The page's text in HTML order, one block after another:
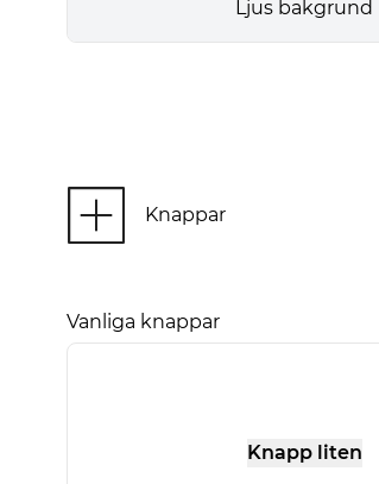
Ljus bakgrund
Knappar
Vanliga knappar
Knapp liten